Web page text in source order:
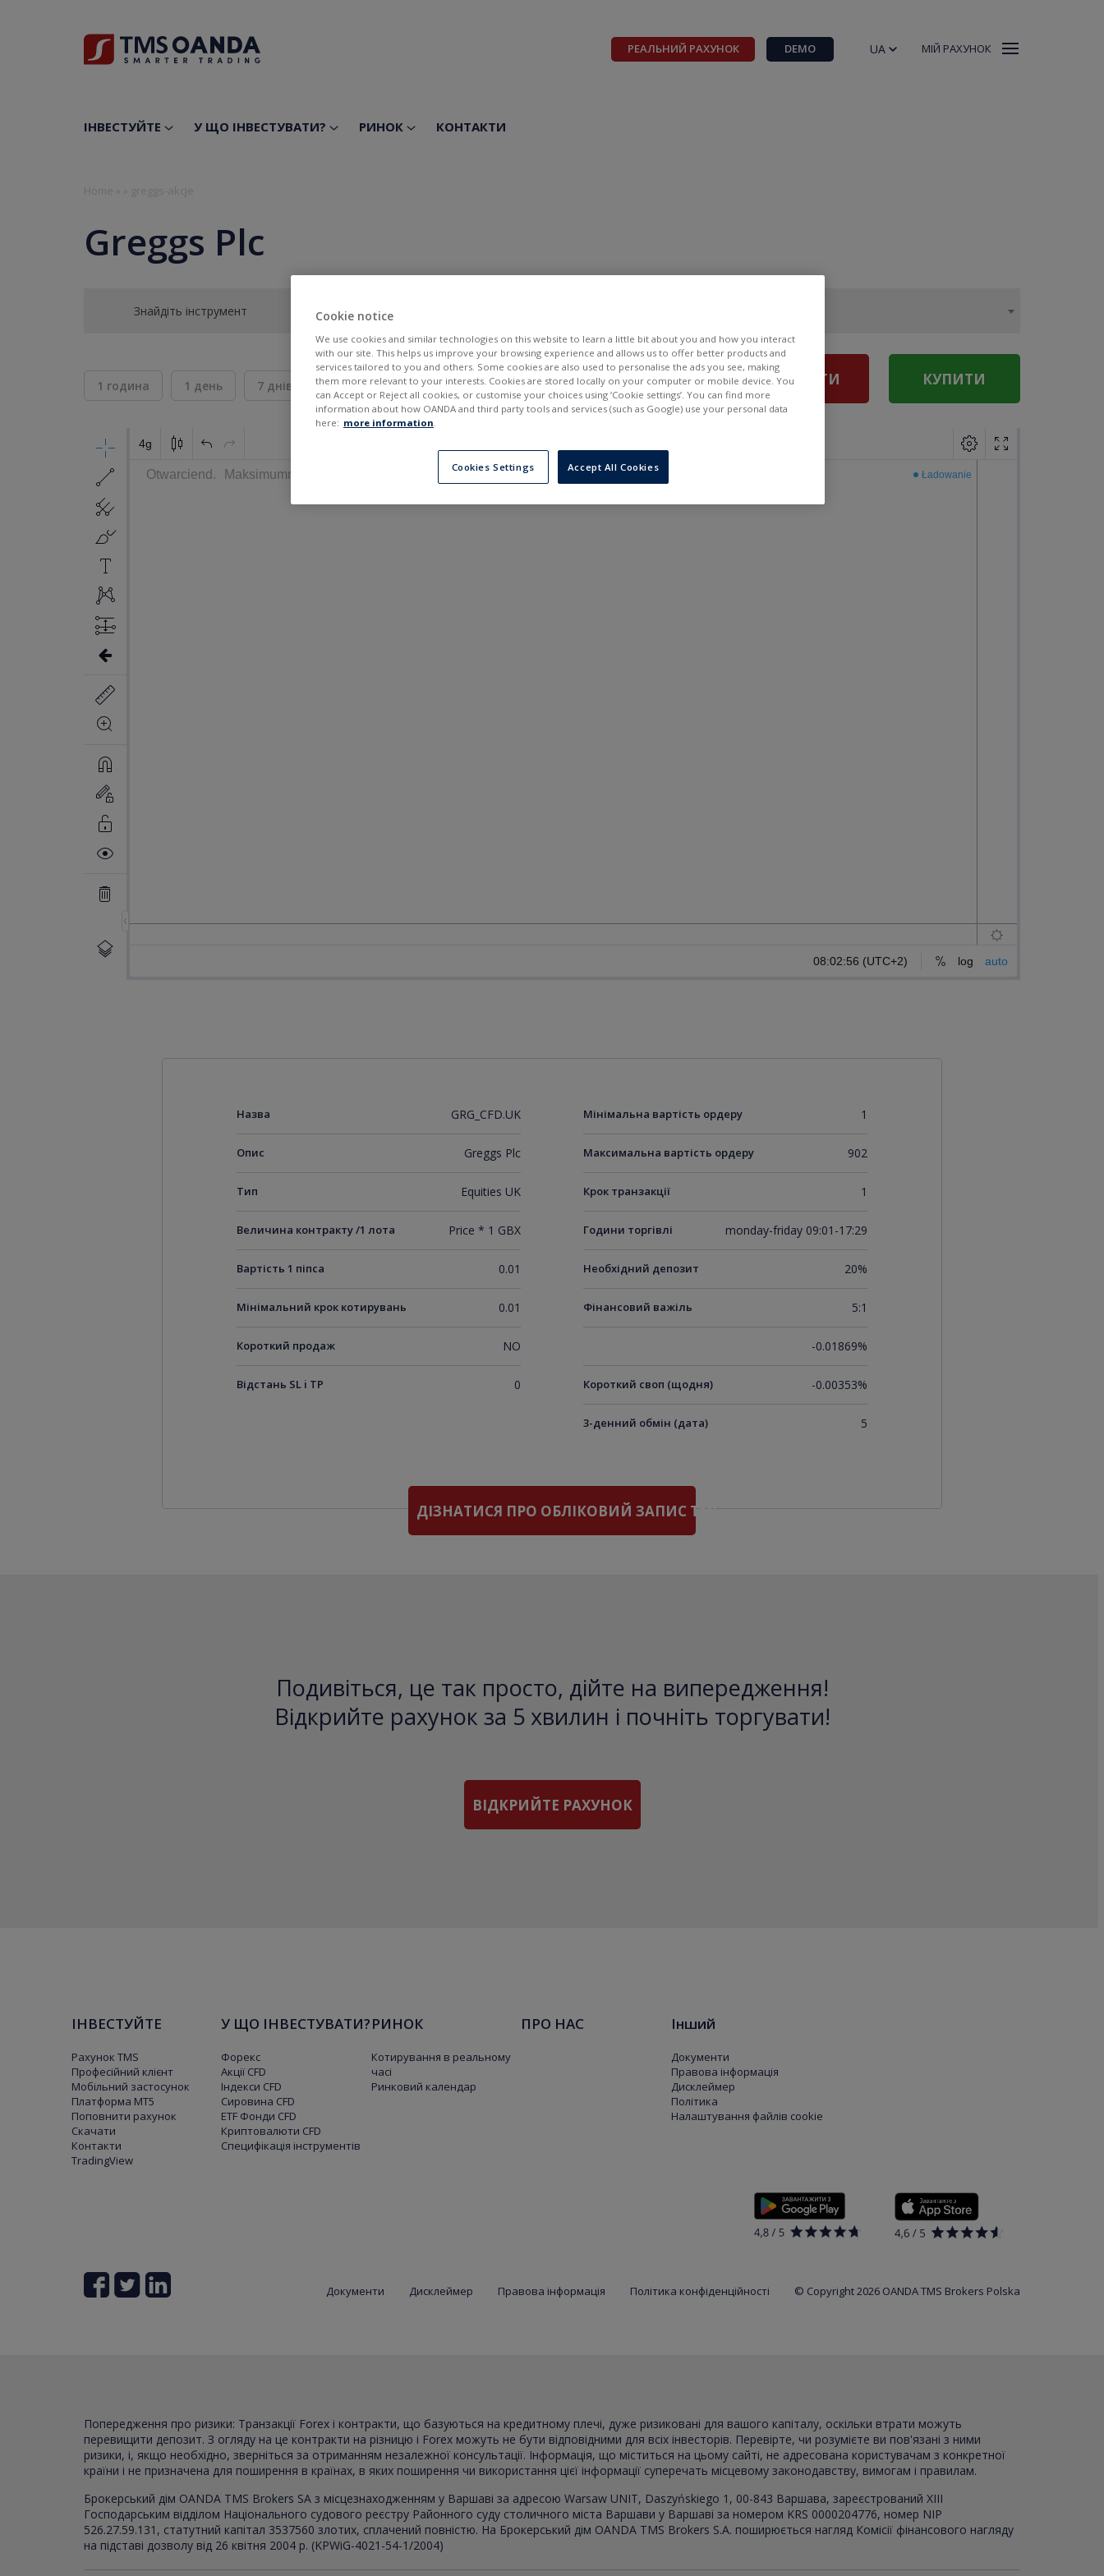
РЕАЛЬНИЙ РАХУНОК DEMO UA МІЙ РАХУНОК
ІНВЕСТУЙТЕ У ЩО ІНВЕСТУВАТИ? РИНОК КОНТАКТИ
Greggs Plc
Знайдіть інструмент
1 година 1 день 7 днів 30 днів 6 місяців
BID
---
ASK
--- ПРОДАТИ КУПИТИ
Назва GRG_CFD.UK
Опис Greggs Plc
Тип Equities UK
Величина контракту /1 лота Price * 1 GBX
Вартість 1 піпса 0.01
Мінімальний крок котирувань 0.01
Короткий продаж NO
Відстань SL i TP 0
Мінімальна вартість ордеру 1
Максимальна вартість ордеру 902
Крок транзакції 1
Години торгівлі monday-friday 09:01-17:29
Необхідний депозит 20%
Фінансовий важіль 5:1
-0.01869%
Короткий своп (щодня) -0.00353%
3-денний обмін (дата) 5
ДІЗНАТИСЯ ПРО ОБЛІКОВИЙ ЗАПИС TMS
Подивіться, це так просто, дійте на випередження!
Відкрийте рахунок за 5 хвилин і почніть торгувати!
ВІДКРИЙТЕ РАХУНОК
ІНВЕСТУЙТЕ
Рахунок TMS
Професійний клієнт
Мобільний застосунок
Платформа МТ5
Поповнити рахунок
Скачати
Контакти
TradingView
У ЩО ІНВЕСТУВАТИ?
Форекс
Акції CFD
Індекси CFD
Сировина CFD
ETF Фонди CFD
Криптовалюти CFD
Специфікація інструментів
РИНОК
Котирування в реальному
часі
Ринковий календар
ПРО НАС Інший
Документи
Правова інформація
Дисклеймер
Політика
Налаштування файлів cookie
Документи Дисклеймер Правова інформація Політика конфіденційності © Copyright 2026 OANDA TMS Brokers Polska
Попередження про ризики: Транзакції Forex і контракти, що базуються на кредитному плечі, дуже ризиковані для вашого капіталу, оскільки втрати можуть
перевищити депозит. З огляду на це контракти на різницю і Forex можуть не бути відповідними для всіх інвесторів. Перевірте, чи розумієте ви пов'язані з ними
ризики, і, якщо необхідно, зверніться за отриманням незалежної консультації. Інформація, що міститься на цьому сайті, не адресована користувачам з конкретної
країни і не призначена для поширення в країнах, в яких поширення чи використання цієї інформації суперечать місцевому законодавству, вимогам і правилам.
Брокерський дім OANDA TMS Brokers SA з місцезнаходженням у Варшаві за адресою Warsaw UNIT, Daszyńskiego 1, 00-843 Варшава, зареєстрований XIII
Господарським відділом Національного судового реєстру Районного суду столичного міста Варшави у Варшаві за номером KRS 0000204776, номер NIP
526.27.59.131, статутний капітал 3537560 злотих, сплачений повністю. На Брокерський дім OANDA TMS Brokers S.A. поширюється нагляд Комісії фінансового нагляду
на підставі дозволу від 26 квітня 2004 р. (KPWiG-4021-54-1/2004)
Cookie notice
We use cookies and similar technologies on this website to learn a little bit about you and how you interact
with our site. This helps us improve your browsing experience and allows us to offer better products and
services tailored to you and others. Some cookies are also used to personalise the ads you see, making
them more relevant to your interests. Cookies are stored locally on your computer or mobile device. You
can Accept or Reject all cookies, or customise your choices using ‘Cookie settings’. You can find more
information about how OANDA and third party tools and services (such as Google) use your personal data
here: more information
Cookies Settings Accept All Cookies